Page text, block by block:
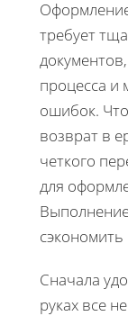
требует
процесса и
ошибок.
возврат в
четкого
для
Сначала
руках все